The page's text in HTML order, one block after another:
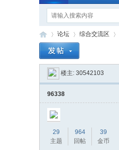
»
论坛
›
综合交流区
楼主: 30542103
96338
29
主题
964
回帖
39
金币